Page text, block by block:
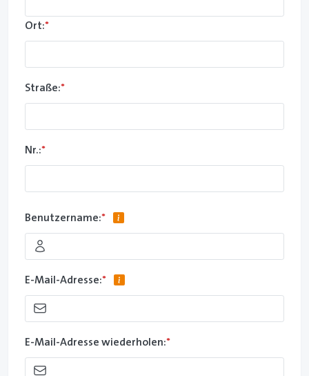
Ort:*
Straße:*
Nr.:*
Benutzername:*
E-Mail-Adresse:*
E-Mail-Adresse wiederholen:*